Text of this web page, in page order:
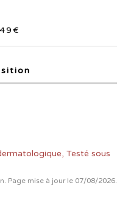
Testé sous
Page mise à jour le 07/08/2026.